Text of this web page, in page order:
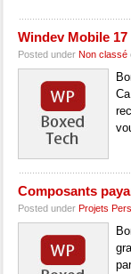
Windev Mobile 17
Posted under Non classé
Composants
Posted under Projets